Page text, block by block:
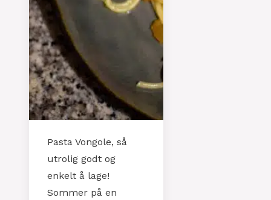
Pasta Vongole, så
utrolig godt og
enkelt å lage!
Sommer på en